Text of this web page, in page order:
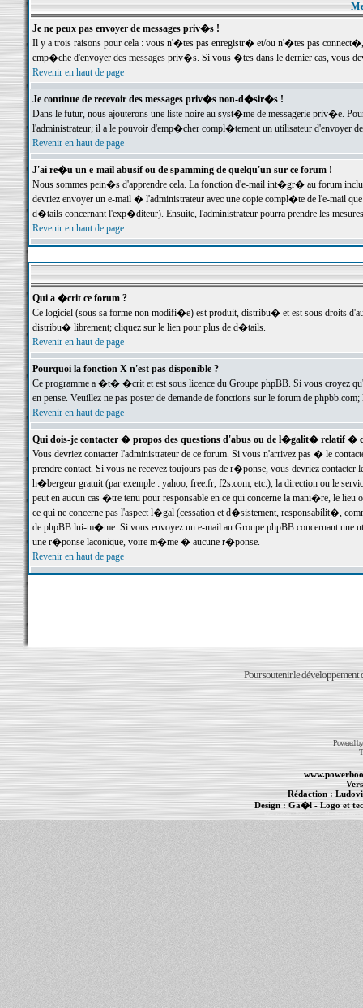
Je ne peux pas envoyer de messages priv�s !
Il y a trois raisons pour cela : vous n'�tes pas enregistr� et/ou n'�tes pas
emp�che d'envoyer des messages priv�s. Si vous �tes dans le dernier cas, vous
Revenir en haut de page
Je continue de recevoir des messages priv�s non-d�sir�s !
Dans le futur, nous ajouterons une liste noire au syst�me de messagerie priv�e.
l'administrateur; il a le pouvoir d'emp�cher compl�tement un utilisateur d'envoyer
Revenir en haut de page
J'ai re�u un e-mail abusif ou de spamming de quelqu'un sur ce forum !
Nous sommes pein�s d'apprendre cela. La fonction d'e-mail int�gr� au forum inclut
devriez envoyer un e-mail � l'administrateur avec une copie compl�te de l'e-mail
d�tails concernant l'exp�diteur). Ensuite, l'administrateur pourra prendre les
Revenir en haut de page
Qui a �crit ce forum ?
Ce logiciel (sous sa forme non modifi�e) est produit, distribu� et est sous droits
distribu� librement; cliquez sur le lien pour plus de d�tails.
Revenir en haut de page
Pourquoi la fonction X n'est pas disponible ?
Ce programme a �t� �crit et est sous licence du Groupe phpBB. Si vous croyez
en pense. Veuillez ne pas poster de demande de fonctions sur le forum de
Revenir en haut de page
Qui dois-je contacter � propos des questions d'abus ou de l�galit� relatif �
Vous devriez contacter l'administrateur de ce forum. Si vous n'arrivez pas � le
prendre contact. Si vous ne recevez toujours pas de r�ponse, vous devriez
h�bergeur gratuit (par exemple : yahoo, free.fr, f2s.com, etc.), la direction ou le
peut en aucun cas �tre tenu pour responsable en ce qui concerne la mani�re, le
ce qui ne concerne pas l'aspect l�gal (cessation et d�sistement, responsabilit�,
de phpBB lui-m�me. Si vous envoyez un e-mail au Groupe phpBB concernant une
une r�ponse laconique, voire m�me � aucune r�ponse.
Revenir en haut de page
Pour soutenir le développement
Powered
Rédaction :
Design :Ga�l- Logo et
Informations :